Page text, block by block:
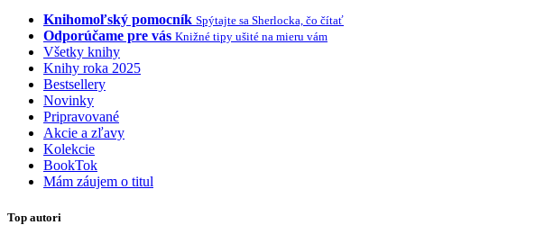
Knihomoľský pomocník Spýtajte sa Sherlocka, čo čítať
Odporúčame pre vás Knižné tipy ušité na mieru vám
Všetky knihy
Knihy roka 2025
Bestsellery
Novinky
Pripravované
Akcie a zľavy
Kolekcie
BookTok
Mám záujem o titul
Top autori